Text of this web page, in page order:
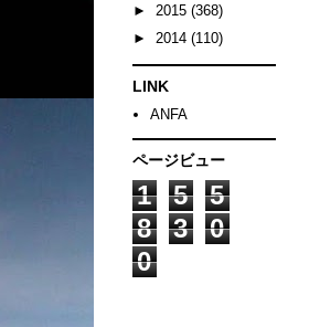
► 2015 (368)
► 2014 (110)
LINK
ANFA
ページビュー
1 5
5
8
3
0
0